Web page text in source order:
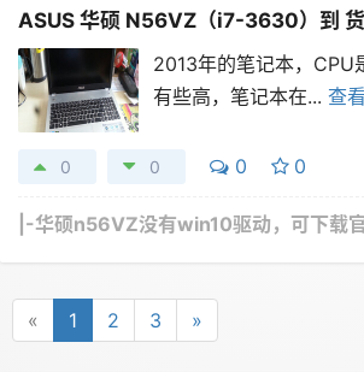
ASUS 华硕 N56VZ（i7-3630）到
2013年的笔记本，CPU
有些高，笔记本在... 查
0 0 0 0
|-华硕n56VZ没有win10驱动，可下载
« 1 2 3 »